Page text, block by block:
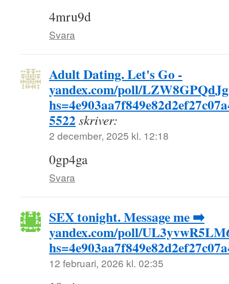
4mru9d
Svara
Adult Dating. Let's Go -
yandex.com/poll/
5522 skriver:
2 december, 2025 kl. 12:18
0gp4ga
Svara
SEX tonight. Message me ➡️
yandex.com/poll/
12 februari, 2026 kl. 02:35